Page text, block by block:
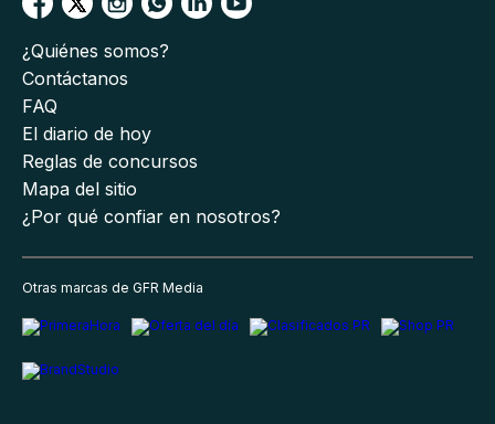
¿Quiénes somos?
Contáctanos
FAQ
El diario de hoy
Reglas de concursos
Mapa del sitio
¿Por qué confiar en nosotros?
Otras marcas de GFR Media